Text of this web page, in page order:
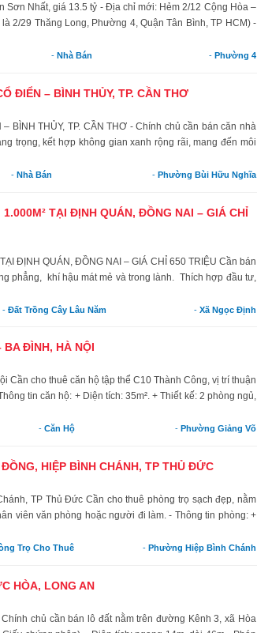
Sơn Nhất, giá 13.5 tỷ - Địa chỉ mới: Hẻm 2/12 Cộng Hòa –
2/29 Thăng Long, Phường 4, Quận Tân Bình, TP HCM) -
- Nhà Bán - Phường 4
ĐIỂN – BÌNH THỦY, TP. CẦN THƠ
BÌNH THỦY, TP. CẦN THƠ - Chính chủ cần bán căn nhà
trọng, kết hợp không gian xanh rộng rãi, mang đến môi
- Nhà Bán - Phường Bùi Hữu Nghĩa
TẠI ĐỊNH QUÁN, ĐỒNG NAI – GIÁ CHỈ
ĐỊNH QUÁN, ĐỒNG NAI – GIÁ CHỈ 650 TRIỆU Cần bán
phẳng, khí hậu mát mẻ và trong lành. Thích hợp đầu tư,
-Đất Trồng Cây Lâu Năm - Xã Ngọc Định
BA ĐÌNH, HÀ NỘI
Cần cho thuê căn hộ tập thể C10 Thành Công, vị trí thuận
tin căn hộ: + Diện tích: 35m². + Thiết kế: 2 phòng ngủ,
- Căn Hộ - Phường Giảng Võ
HIỆP BÌNH CHÁNH, TP THỦ ĐỨC
TP Thủ Đức Cần cho thuê phòng trọ sạch đẹp, nằm
viên văn phòng hoặc người đi làm. - Thông tin phòng: +
Trọ Cho Thuê - Phường Hiệp Bình Chánh
HÒA, LONG AN
chủ cần bán lô đất nằm trên đường Kênh 3, xã Hòa